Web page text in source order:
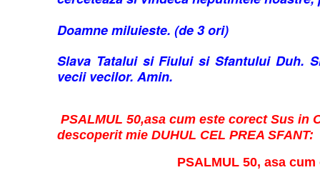
Doamne miluieste. (de 3 ori)
Slava Tatalui si Fiului si Sfantului Duh.
vecii vecilor. Amin.
PSALMUL 50,asa cum este corect Sus in
descoperit mie DUHUL CEL PREA SFANT:
PSALMUL 50, asa